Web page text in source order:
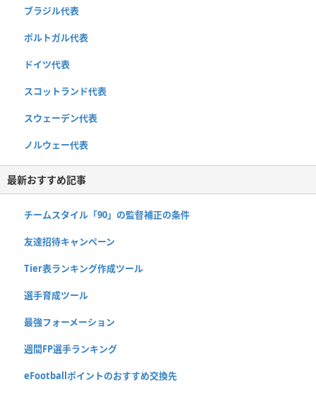
ブラジル代表
ポルトガル代表
ドイツ代表
スコットランド代表
スウェーデン代表
ノルウェー代表
最新おすすめ記事
チームスタイル「90」の監督補正の条件
友達招待キャンペーン
Tier表ランキング作成ツール
選手育成ツール
最強フォーメーション
週間FP選手ランキング
eFootballポイントのおすすめ交換先